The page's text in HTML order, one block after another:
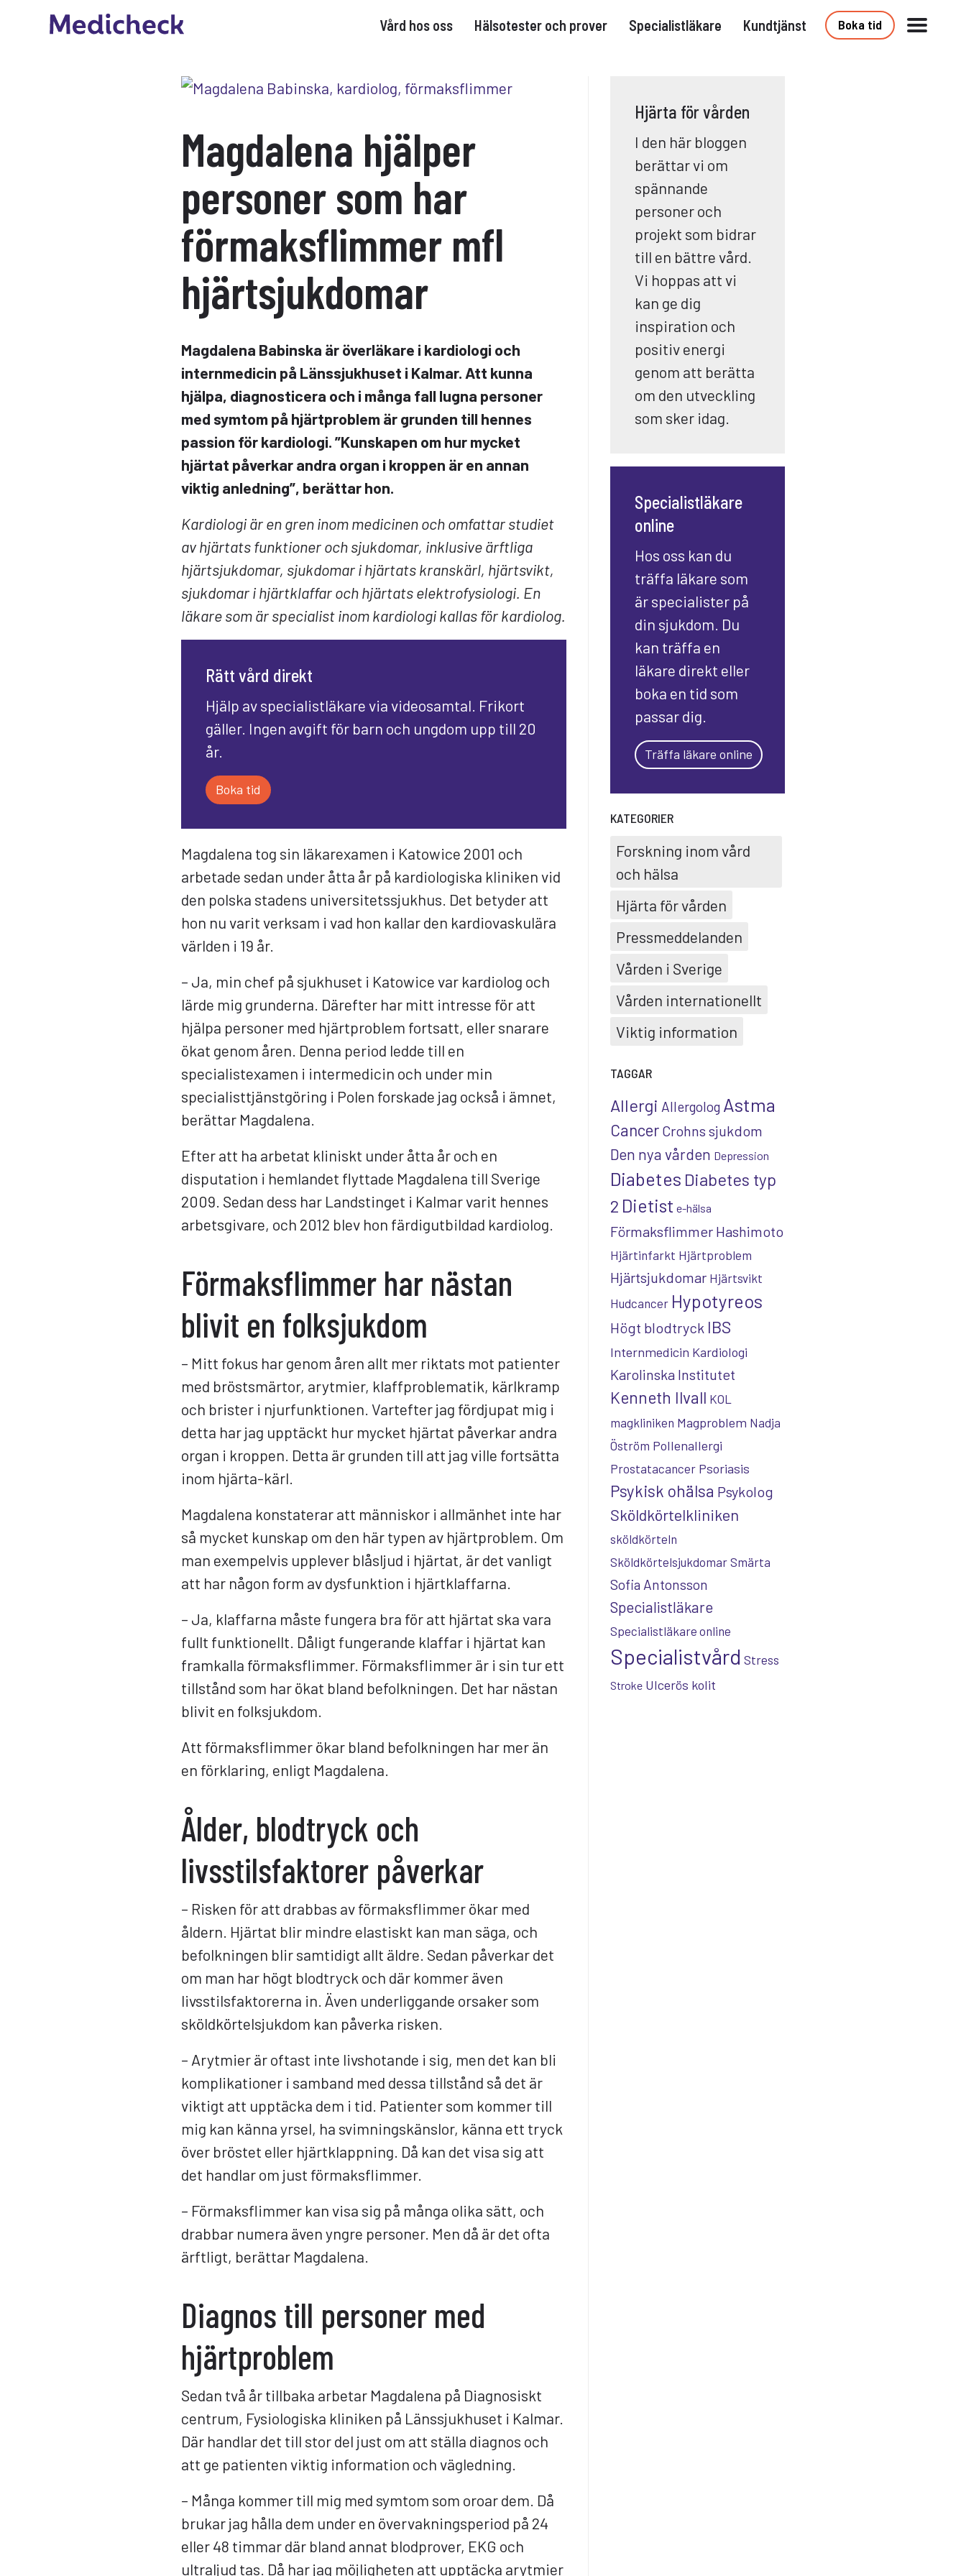
Vård hos oss Hälsotester och prover Specialistläkare Kundtjänst Boka tid
Magdalena hjälper
personer som har
förmaksflimmer mfl
hjärtsjukdomar
Magdalena Babinska är överläkare i kardiologi och
internmedicin på Länssjukhuset i Kalmar. Att kunna
hjälpa, diagnosticera och i många fall lugna personer
med symtom på hjärtproblem är grunden till hennes
passion för kardiologi. ”Kunskapen om hur mycket
hjärtat påverkar andra organ i kroppen är en annan
viktig anledning”, berättar hon.
Kardiologi är en gren inom medicinen och omfattar studiet
av hjärtats funktioner och sjukdomar, inklusive ärftliga
hjärtsjukdomar, sjukdomar i hjärtats kranskärl, hjärtsvikt,
sjukdomar i hjärtklaffar och hjärtats elektrofysiologi. En
läkare som är specialist inom kardiologi kallas för kardiolog.
Rätt vård direkt
Hjälp av specialistläkare via videosamtal. Frikort
gäller. Ingen avgift för barn och ungdom upp till 20
år.
Boka tid
Magdalena tog sin läkarexamen i Katowice 2001 och
arbetade sedan under åtta år på kardiologiska kliniken vid
den polska stadens universitetssjukhus. Det betyder att
hon nu varit verksam i vad hon kallar den kardiovaskulära
världen i 19 år.
– Ja, min chef på sjukhuset i Katowice var kardiolog och
lärde mig grunderna. Därefter har mitt intresse för att
hjälpa personer med hjärtproblem fortsatt, eller snarare
ökat genom åren. Denna period ledde till en
specialistexamen i intermedicin och under min
specialisttjänstgöring i Polen forskade jag också i ämnet,
berättar Magdalena.
Efter att ha arbetat kliniskt under åtta år och en
disputation i hemlandet flyttade Magdalena till Sverige
2009. Sedan dess har Landstinget i Kalmar varit hennes
arbetsgivare, och 2012 blev hon färdigutbildad kardiolog.
Förmaksflimmer har nästan
blivit en folksjukdom
– Mitt fokus har genom åren allt mer riktats mot patienter
med bröstsmärtor, arytmier, klaffproblematik, kärlkramp
och brister i njurfunktionen. Vartefter jag fördjupat mig i
detta har jag upptäckt hur mycket hjärtat påverkar andra
organ i kroppen. Detta är grunden till att jag ville fortsätta
inom hjärta-kärl.
Magdalena konstaterar att människor i allmänhet inte har
så mycket kunskap om den här typen av hjärtproblem. Om
man exempelvis upplever blåsljud i hjärtat, är det vanligt
att har någon form av dysfunktion i hjärtklaffarna.
– Ja, klaffarna måste fungera bra för att hjärtat ska vara
fullt funktionellt. Dåligt fungerande klaffar i hjärtat kan
framkalla förmaksflimmer. Förmaksflimmer är i sin tur ett
tillstånd som har ökat bland befolkningen. Det har nästan
blivit en folksjukdom.
Att förmaksflimmer ökar bland befolkningen har mer än
en förklaring, enligt Magdalena.
Ålder, blodtryck och
livsstilsfaktorer påverkar
– Risken för att drabbas av förmaksflimmer ökar med
åldern. Hjärtat blir mindre elastiskt kan man säga, och
befolkningen blir samtidigt allt äldre. Sedan påverkar det
om man har högt blodtryck och där kommer även
livsstilsfaktorerna in. Även underliggande orsaker som
sköldkörtelsjukdom kan påverka risken.
– Arytmier är oftast inte livshotande i sig, men det kan bli
komplikationer i samband med dessa tillstånd så det är
viktigt att upptäcka dem i tid. Patienter som kommer till
mig kan känna yrsel, ha svimningskänslor, känna ett tryck
över bröstet eller hjärtklappning. Då kan det visa sig att
det handlar om just förmaksflimmer.
– Förmaksflimmer kan visa sig på många olika sätt, och
drabbar numera även yngre personer. Men då är det ofta
ärftligt, berättar Magdalena.
Diagnos till personer med
hjärtproblem
Sedan två år tillbaka arbetar Magdalena på Diagnosiskt
centrum, Fysiologiska kliniken på Länssjukhuset i Kalmar.
Där handlar det till stor del just om att ställa diagnos och
att ge patienten viktig information och vägledning.
– Många kommer till mig med symtom som oroar dem. Då
brukar jag hålla dem under en övervakningsperiod på 24
eller 48 timmar där bland annat blodprover, EKG och
ultraljud tas. Då har jag möjligheten att upptäcka arytmier
Hjärta för vården
I den här bloggen
berättar vi om
spännande
personer och
projekt som bidrar
till en bättre vård.
Vi hoppas att vi
kan ge dig
inspiration och
positiv energi
genom att berätta
om den utveckling
som sker idag.
Specialistläkare
online
Hos oss kan du
träffa läkare som
är specialister på
din sjukdom. Du
kan träffa en
läkare direkt eller
boka en tid som
passar dig.
Träffa läkare online
KATEGORIER
Forskning inom vård
och hälsa
Hjärta för vården
Pressmeddelanden
Vården i Sverige
Vården internationellt
Viktig information
TAGGAR
Allergi Allergolog Astma
Cancer Crohns sjukdom
Den nya vården Depression
Diabetes Diabetes typ
2 Dietist e-hälsa
Förmaksflimmer Hashimoto
Hjärtinfarkt Hjärtproblem
Hjärtsjukdomar Hjärtsvikt
Hudcancer Hypotyreos
Högt blodtryck IBS
Internmedicin Kardiologi
Karolinska Institutet
Kenneth Ilvall KOL
magkliniken Magproblem Nadja
Öström Pollenallergi
Prostatacancer Psoriasis
Psykisk ohälsa Psykolog
Sköldkörtelkliniken
sköldkörteln
Sköldkörtelsjukdomar Smärta
Sofia Antonsson
Specialistläkare
Specialistläkare online
Specialistvård Stress
Stroke Ulcerös kolit